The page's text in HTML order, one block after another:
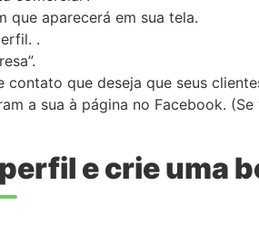
que aparecerá em sua tela.
.
contato que deseja que seus
a sua à página no Facebook.
e crie uma